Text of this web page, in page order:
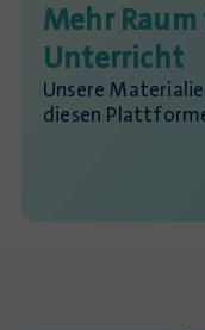
Mehr
Unterricht
Unsere
diesen